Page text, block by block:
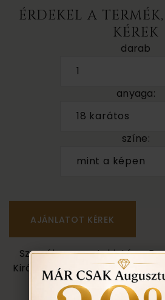
ÉRDEKEL A
KÉREK
darab
1
anyaga:
18 karátos
színe:
mint a képen
Személyes megtekintés a
Király u. 1/b címen található